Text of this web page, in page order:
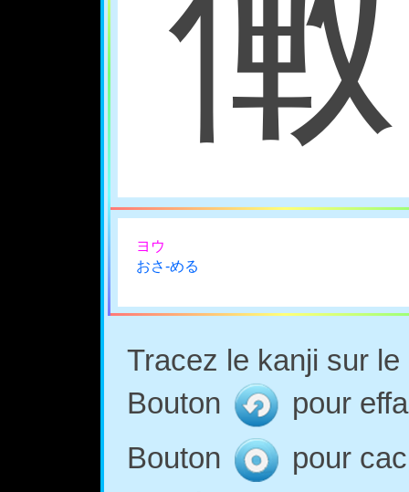
ヨウ
おさ-める
Tracez le kanji sur
Bouton
pour
Bouton
pour